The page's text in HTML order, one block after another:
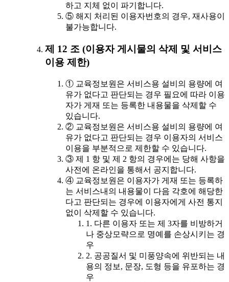
하고 지체 없이 파기합니다.
⑤ 해지 처리된 이용자번호의 경우, 재사용이
불가능합니다.
제 12 조 (이용자 게시물의 삭제 및 서비스
이용 제한)
① 교육정보원은 서비스용 설비의 용량에 여
유가 없다고 판단되는 경우 필요에 따라 이용
자가 게재 또는 등록한 내용물을 삭제할 수
있습니다.
② 교육정보원은 서비스용 설비의 용량에 여
유가 없다고 판단되는 경우 이용자의 서비스
이용을 부분적으로 제한할 수 있습니다.
③ 제 1 항 및 제 2 항의 경우에는 당해 사항을
사전에 온라인을 통해서 공지합니다.
④ 교육정보원은 이용자가 게재 또는 등록하
는 서비스내의 내용물이 다음 각호에 해당한
다고 판단되는 경우에 이용자에게 사전 통지
없이 삭제할 수 있습니다.
1. 다른 이용자 또는 제 3자를 비방하거
나 중상모략으로 명예를 손상시키는 경
우
2. 공공질서 및 미풍양속에 위반되는 내
용의 정보, 문장, 도형 등을 유포하는 경
우